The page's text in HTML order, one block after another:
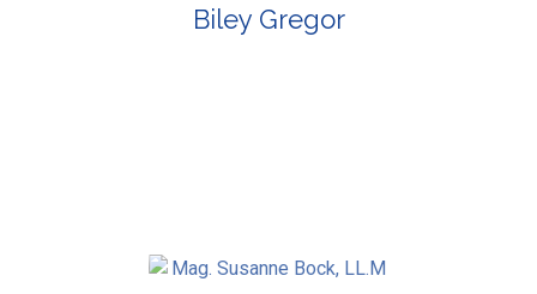
Biley Gregor